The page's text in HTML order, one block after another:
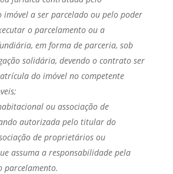
a ser parcelado ou pelo poder
o parcelamento ou a
em forma de parceria, sob
solidária, devendo o contrato ser
do imóvel no competente
ou associação de
autorizada pelo titular do
de proprietários ou
assuma a responsabilidade pela
parcelamento.